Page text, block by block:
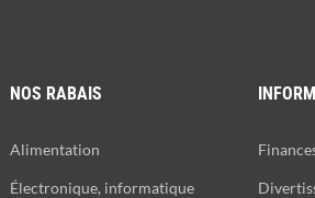
NOS RABAIS
Alimentation
Électronique, informatique